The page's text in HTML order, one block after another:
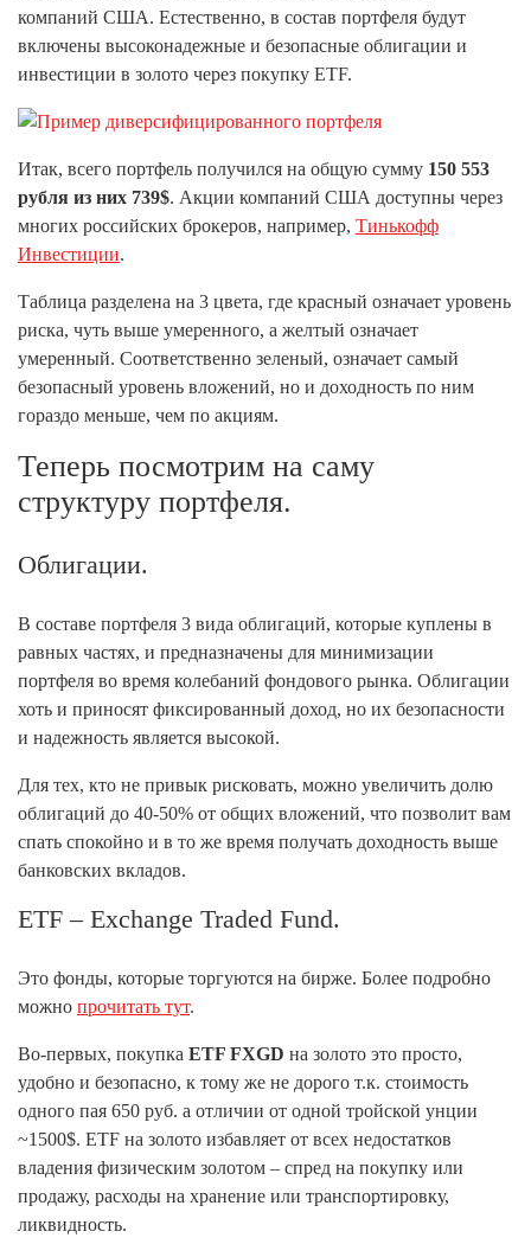
компаний США. Естественно, в состав портфеля будут
включены высоконадежные и безопасные облигации и
инвестиции в золото через покупку ETF.
Итак, всего портфель получился на общую сумму 150 553
рубля из них 739$. Акции компаний США доступны через
многих российских брокеров, например, Тинькофф
Инвестиции.
Таблица разделена на 3 цвета, где красный означает уровень
риска, чуть выше умеренного, а желтый означает
умеренный. Соответственно зеленый, означает самый
безопасный уровень вложений, но и доходность по ним
гораздо меньше, чем по акциям.
Теперь посмотрим на саму
структуру портфеля.
Облигации.
В составе портфеля 3 вида облигаций, которые куплены в
равных частях, и предназначены для минимизации
портфеля во время колебаний фондового рынка. Облигации
хоть и приносят фиксированный доход, но их безопасности
и надежность является высокой.
Для тех, кто не привык рисковать, можно увеличить долю
облигаций до 40-50% от общих вложений, что позволит вам
спать спокойно и в то же время получать доходность выше
банковских вкладов.
ETF – Exchange Traded Fund.
Это фонды, которые торгуются на бирже. Более подробно
можно прочитать тут.
Во-первых, покупка ETF FXGD на золото это просто,
удобно и безопасно, к тому же не дорого т.к. стоимость
одного пая 650 руб. а отличии от одной тройской унции
~1500$. ETF на золото избавляет от всех недостатков
владения физическим золотом – спред на покупку или
продажу, расходы на хранение или транспортировку,
ликвидность.